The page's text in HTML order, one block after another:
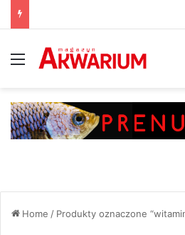
Menu
Home / Produkty oznaczone